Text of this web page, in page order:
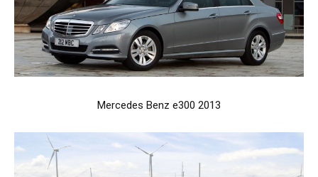
Mercedes Benz e300 2013